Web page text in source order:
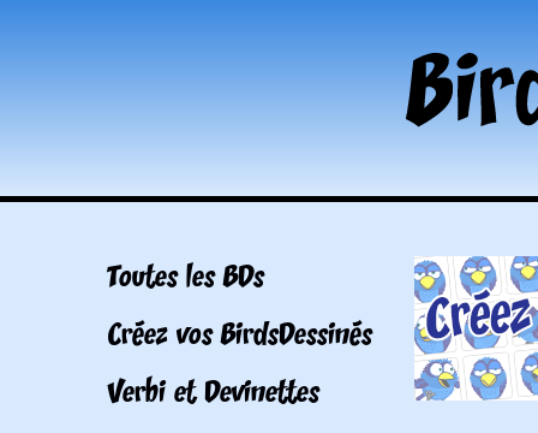
Toutes les BDs
Créez vos BirdsDessinés
Verbi et Devinettes